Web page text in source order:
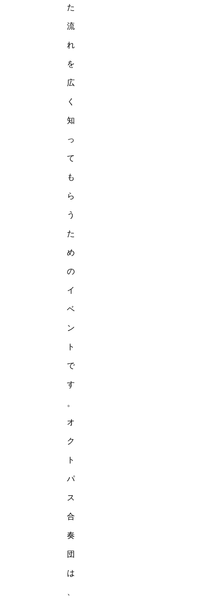
た
流
れ
を
広
く
知
っ
て
も
ら
う
た
め
の
イ
ベ
ン
ト
で
す
。
オ
ク
ト
パ
ス
合
奏
団
は